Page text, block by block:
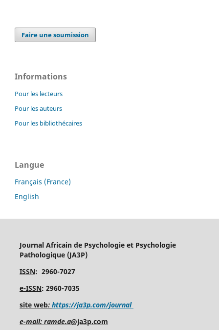
Faire une soumission
Informations
Pour les lecteurs
Pour les auteurs
Pour les bibliothécaires
Langue
Français (France)
English
Journal Africain de Psychologie et Psychologie
Pathologique (JA3P)
ISSN: 2960-7027
e-ISSN: 2960-7035
site web: https://ja3p.com/journal
e-mail: ramde.a@ja3p.com